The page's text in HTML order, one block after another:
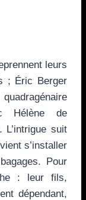
leurs
; Éric Berger
Hélène de
suit
s’installer
Pour
: leur fils,
dépendant,